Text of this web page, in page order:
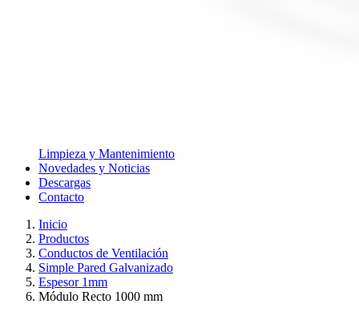
Limpieza y Mantenimiento
Novedades y Noticias
Descargas
Contacto
Inicio
Productos
Conductos de Ventilación
Simple Pared Galvanizado
Espesor 1mm
Módulo Recto 1000 mm